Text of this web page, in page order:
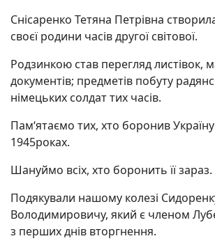
Снісаренко Тетяна Петрівна
своєї родини часів другої світової.
Родзинкою став перегляд листівок,
документів; предметів побуту
німецьких солдат тих часів.
Пам‘ятаємо тих, хто боронив
1945роках.
Шануймо всіх, хто боронить її зараз.
Подякували нашому колезі
Володимировичу, який є членом
з перших днів вторгнення.